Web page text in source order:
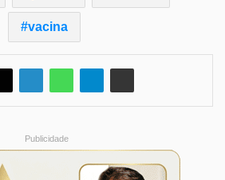
vacina
Publicidade